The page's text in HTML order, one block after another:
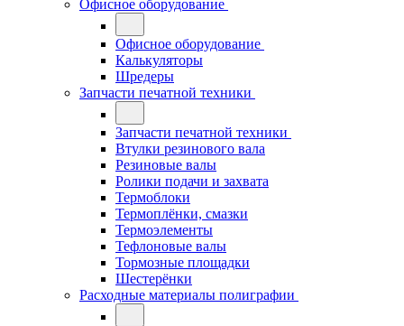
Офисное оборудование
Офисное оборудование
Калькуляторы
Шредеры
Запчасти печатной техники
Запчасти печатной техники
Втулки резинового вала
Резиновые валы
Ролики подачи и захвата
Термоблоки
Термоплёнки, смазки
Термоэлементы
Тефлоновые валы
Тормозные площадки
Шестерёнки
Расходные материалы полиграфии